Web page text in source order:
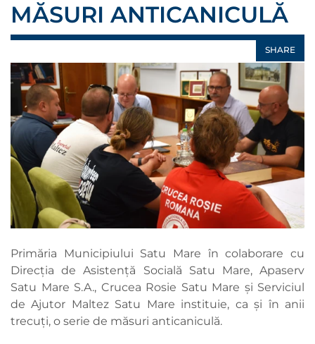
MĂSURI ANTICANICULĂ
SHARE
Primăria Municipiului Satu Mare în colaborare cu
Direcția de Asistență Socială Satu Mare, Apaserv
Satu Mare S.A., Crucea Rosie Satu Mare și Serviciul
de Ajutor Maltez Satu Mare instituie, ca și în anii
trecuți, o serie de măsuri anticaniculă.